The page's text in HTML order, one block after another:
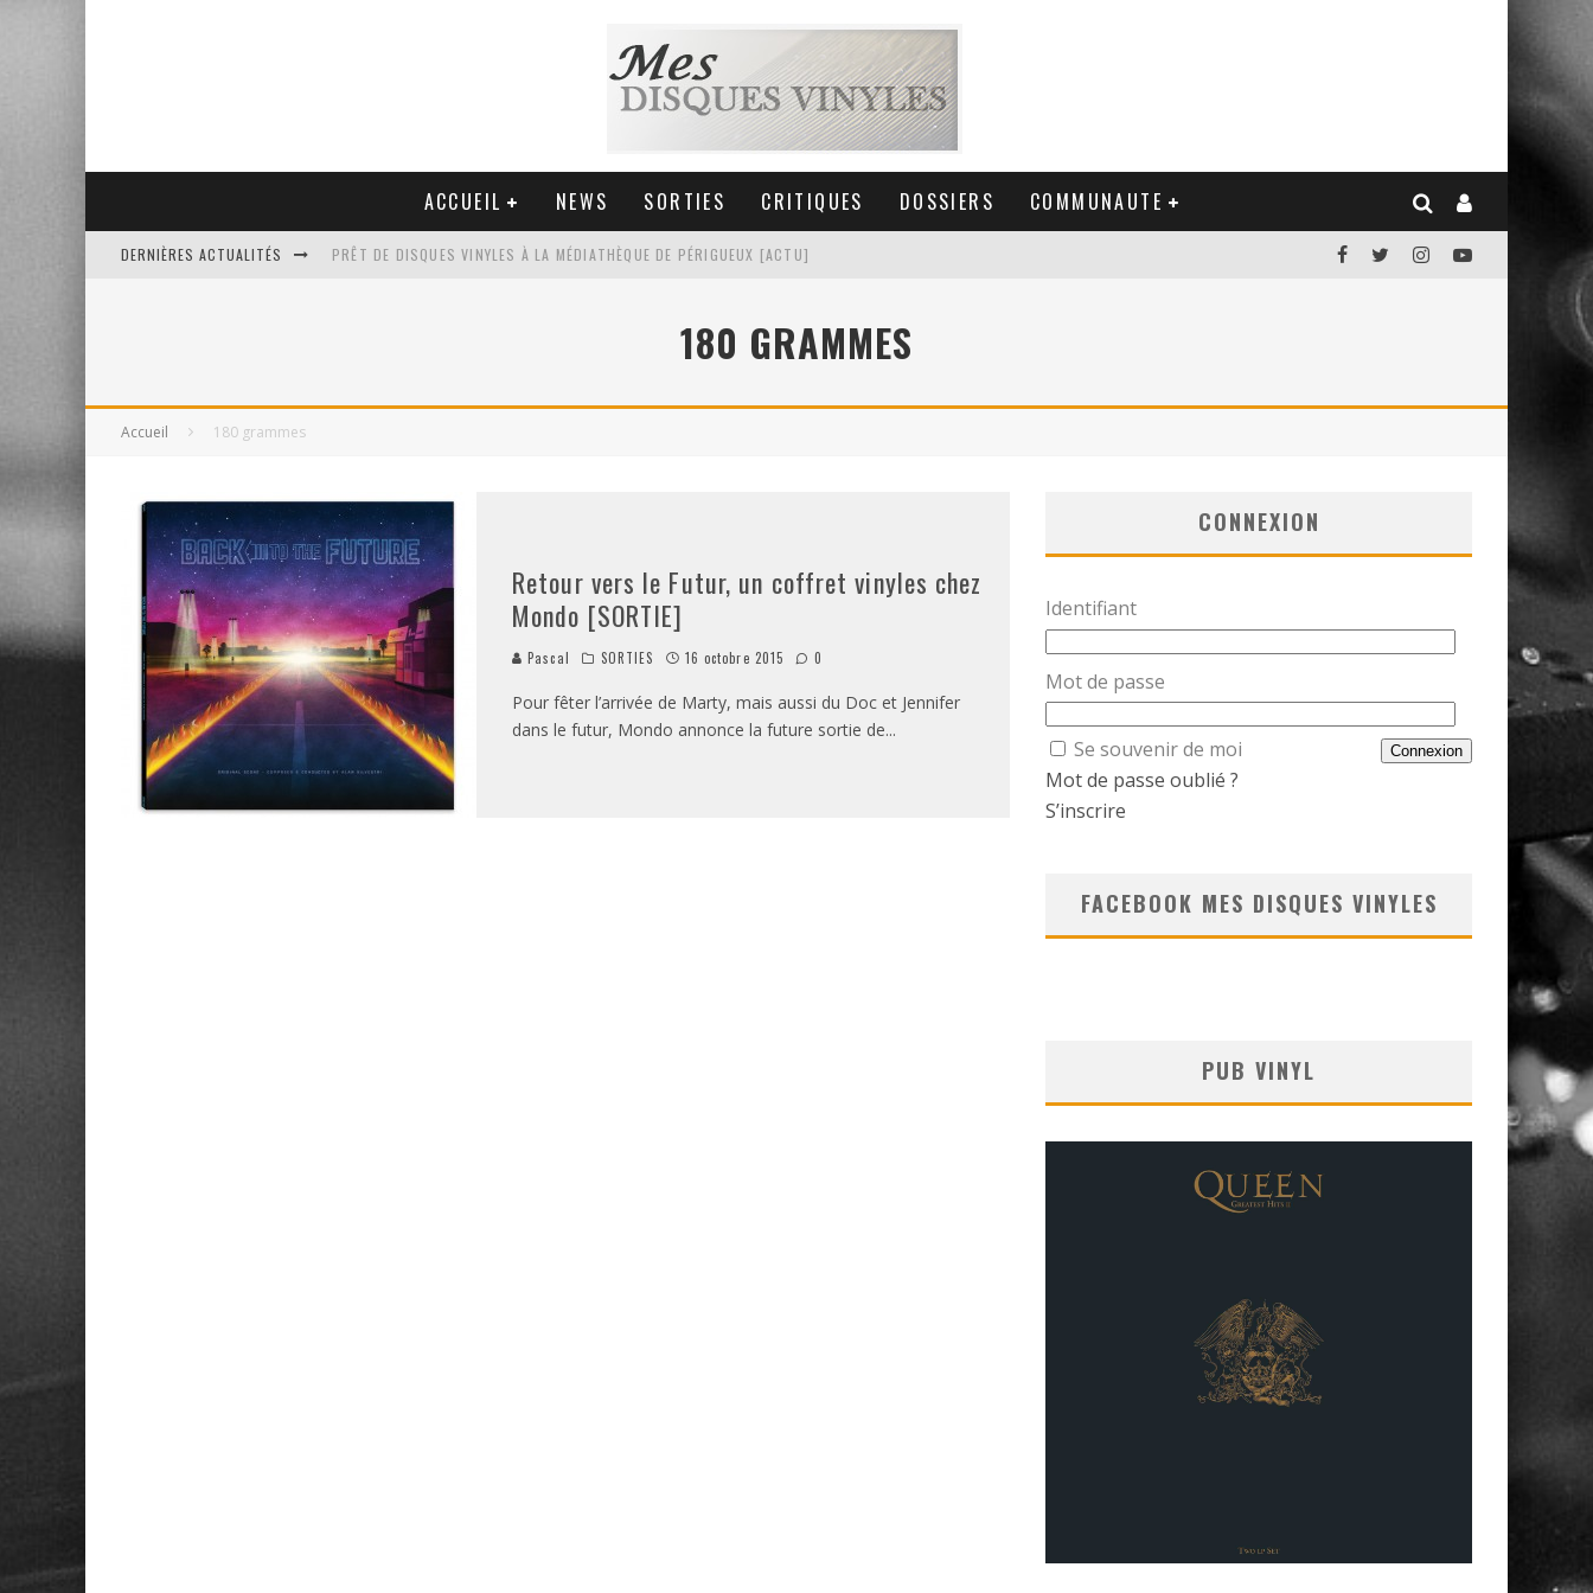
ACCUEIL NEWS SORTIES CRITIQUES DOSSIERS COMMUNAUTE
DERNIÈRES ACTUALITÉS PRÊT DE DISQUES VINYLES À LA MÉDIATHÈQUE DE PÉRIGUEUX [ACTU]
VENTE AUX ENCHÈRES D'UNE COLLECTION DE 6000 VINYLES180 GRAMMES
Accueil 180 grammes
Retour vers le Futur, un coffret vinyles chez
Mondo [SORTIE]
Pascal SORTIES 16 octobre 2015 0
Pour fêter l’arrivée de Marty, mais aussi du Doc et Jennifer
dans le futur, Mondo annonce la future sortie de...
CONNEXION
Identifiant
Mot de passe
Se souvenir de moi
Mot de passe oublié ?
S’inscrire
FACEBOOK MES DISQUES VINYLES
PUB VINYL